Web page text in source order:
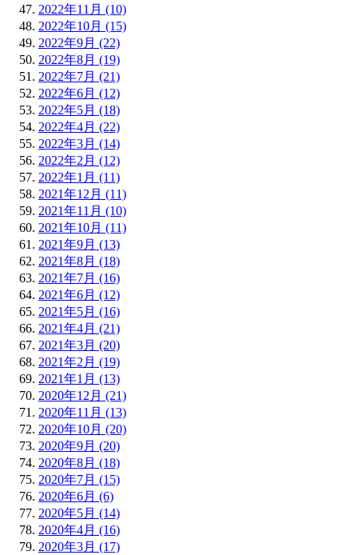
2022年11月 (10)
2022年10月 (15)
2022年9月 (22)
2022年8月 (19)
2022年7月 (21)
2022年6月 (12)
2022年5月 (18)
2022年4月 (22)
2022年3月 (14)
2022年2月 (12)
2022年1月 (11)
2021年12月 (11)
2021年11月 (10)
2021年10月 (11)
2021年9月 (13)
2021年8月 (18)
2021年7月 (16)
2021年6月 (12)
2021年5月 (16)
2021年4月 (21)
2021年3月 (20)
2021年2月 (19)
2021年1月 (13)
2020年12月 (21)
2020年11月 (13)
2020年10月 (20)
2020年9月 (20)
2020年8月 (18)
2020年7月 (15)
2020年6月 (6)
2020年5月 (14)
2020年4月 (16)
2020年3月 (17)